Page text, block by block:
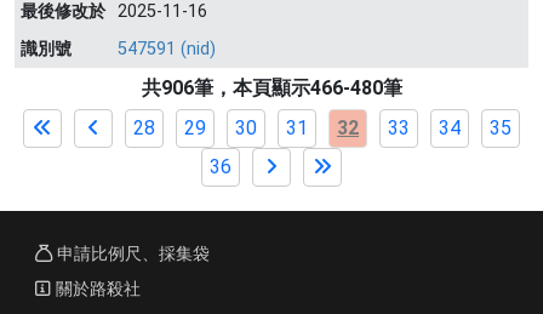
最後修改於 2025-11-16
識別號
547591 (nid)
共906筆，本頁顯示466-480筆
28
29 30 31 32 33 34
35
36
申請比例尺、採集袋
關於路殺社